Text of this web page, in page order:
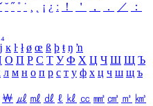
˘ ˝ ˚ ˙ ¸ ¡ ¿ ː ！ ＇ ， ． ／
：
₄
ĸ ŀ ł ø œ ß þ ŧ ŋ ŉ
О П Р С Т У Ф Х Ц Ч Ш Щ Ъ
л м н о п р с т у ф х ц ч ш щ ъ
￦ ㎕ ㎖ ㎗ ℓ ㎘ ㏄ ㎣ ㎤ ㎥ ㎦